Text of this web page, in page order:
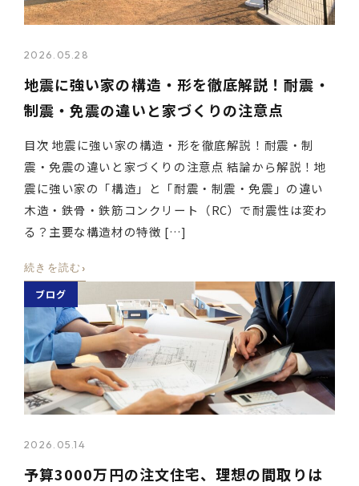
2026.05.28
地震に強い家の構造・形を徹底解説！耐震・
制震・免震の違いと家づくりの注意点
目次 地震に強い家の構造・形を徹底解説！耐震・制
震・免震の違いと家づくりの注意点 結論から解説！地
震に強い家の「構造」と「耐震・制震・免震」の違い
木造・鉄骨・鉄筋コンクリート（RC）で耐震性は変わ
る？主要な構造材の特徴 […]
続きを読む ›
ブログ
2026.05.14
予算3000万円の注文住宅、理想の間取りは